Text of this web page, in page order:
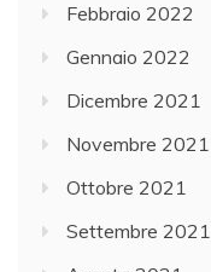
Febbraio 2022
Gennaio 2022
Dicembre 2021
Novembre 2021
Ottobre 2021
Settembre 2021